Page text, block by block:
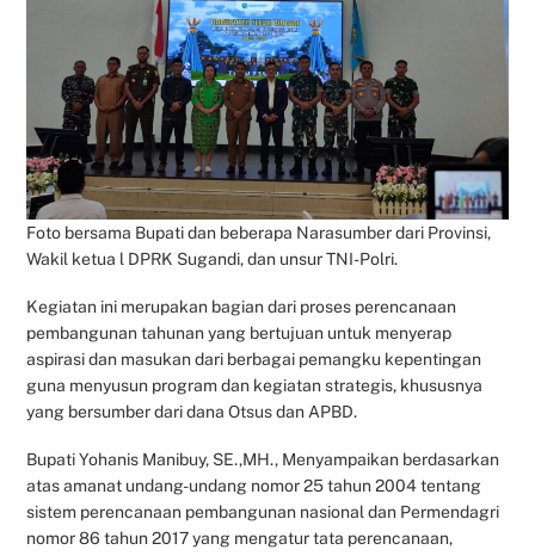
Foto bersama Bupati dan beberapa Narasumber dari Provinsi,
Wakil ketua l DPRK Sugandi, dan unsur TNI-Polri.
Kegiatan ini merupakan bagian dari proses perencanaan
pembangunan tahunan yang bertujuan untuk menyerap
aspirasi dan masukan dari berbagai pemangku kepentingan
guna menyusun program dan kegiatan strategis, khususnya
yang bersumber dari dana Otsus dan APBD.
Bupati Yohanis Manibuy, SE.,MH., Menyampaikan berdasarkan
atas amanat undang-undang nomor 25 tahun 2004 tentang
sistem perencanaan pembangunan nasional dan Permendagri
nomor 86 tahun 2017 yang mengatur tata perencanaan,